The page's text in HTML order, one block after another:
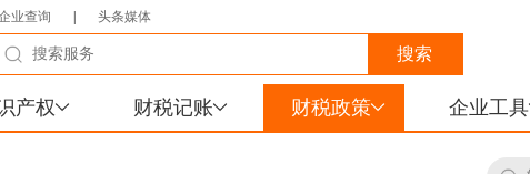
业查询 头条媒体
产权 财税记账 财税政策 企业工具